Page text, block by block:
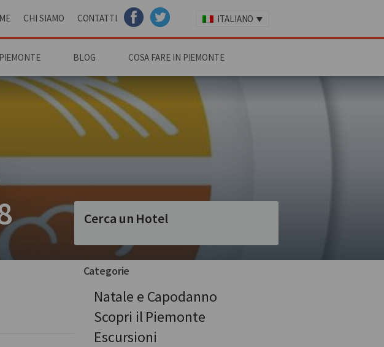
CHI SIAMO CONTATTI
FACEBOOKTWITTER
ITALIANO
BLOG COSA FARE IN PIEMONTE
Cerca un Hotel
Categorie
Natale e Capodanno
Scopri il Piemonte
Escursioni